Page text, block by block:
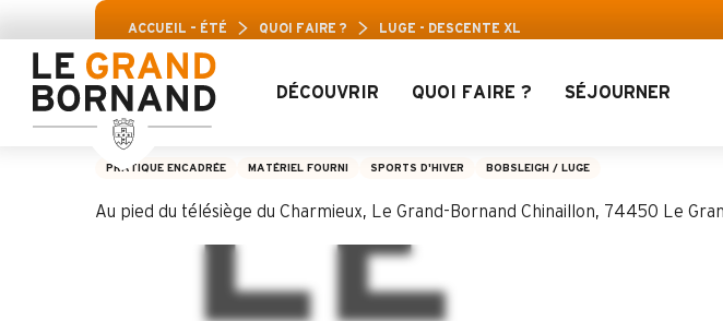
au
contenu
principal
Pass Loisirs Aravis : Jusqu’à 30%
DÉCOUVRIR QUOI FAIRE ? SÉJOURNER
ACCUEIL – ÉTÉ QUOI FAIRE ? LUGE - DESCENTE XL
Luge - descente XL
PRATIQUE ENCADRÉE MATÉRIEL FOURNI SPORTS D'HIVER BOBSLEIGH / LUGE
Au pied du télésiège du Charmieux, Le Grand-Bornand Chinaillon, 74450 Le